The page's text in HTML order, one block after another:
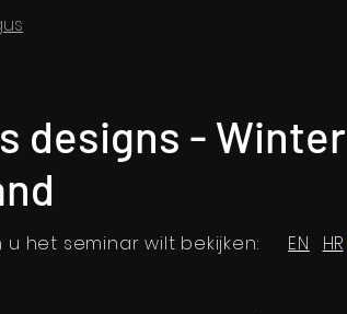
designs - Winter
het seminar wilt bekijken: EN HR